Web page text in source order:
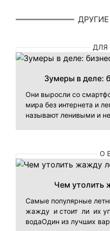
ДЛЯ
Зумеры в деле:
Они выросли со
мира без интернета и
называют ленивыми и
О
Чем утолить
Самые популярные
жажду и стоит ли их
водаОдин из лучших